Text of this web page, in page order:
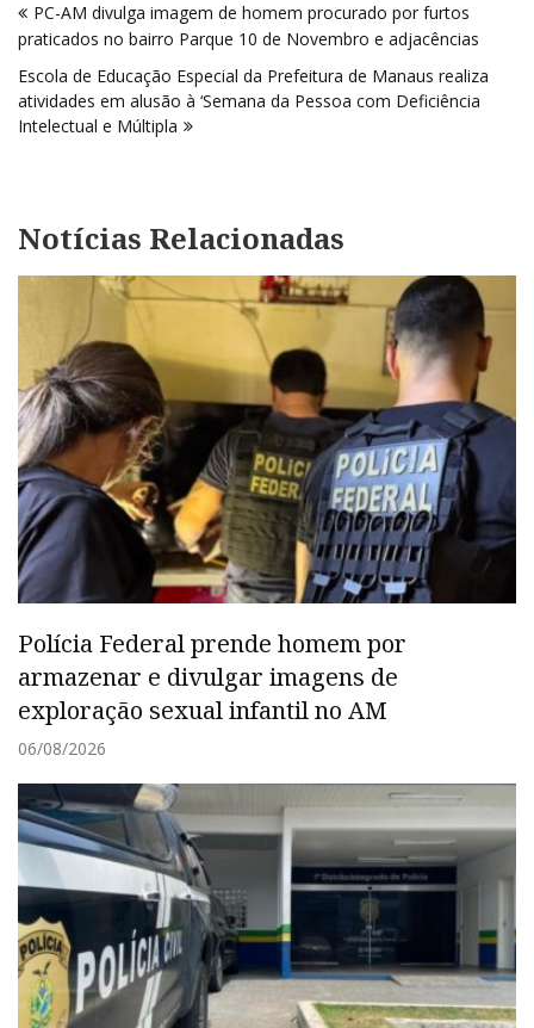
de
Post
PC-AM divulga imagem de homem procurado por furtos
praticados no bairro Parque 10 de Novembro e adjacências
Escola de Educação Especial da Prefeitura de Manaus realiza
atividades em alusão à ‘Semana da Pessoa com Deficiência
Intelectual e Múltipla
Notícias Relacionadas
Polícia Federal prende homem por
armazenar e divulgar imagens de
exploração sexual infantil no AM
06/08/2026